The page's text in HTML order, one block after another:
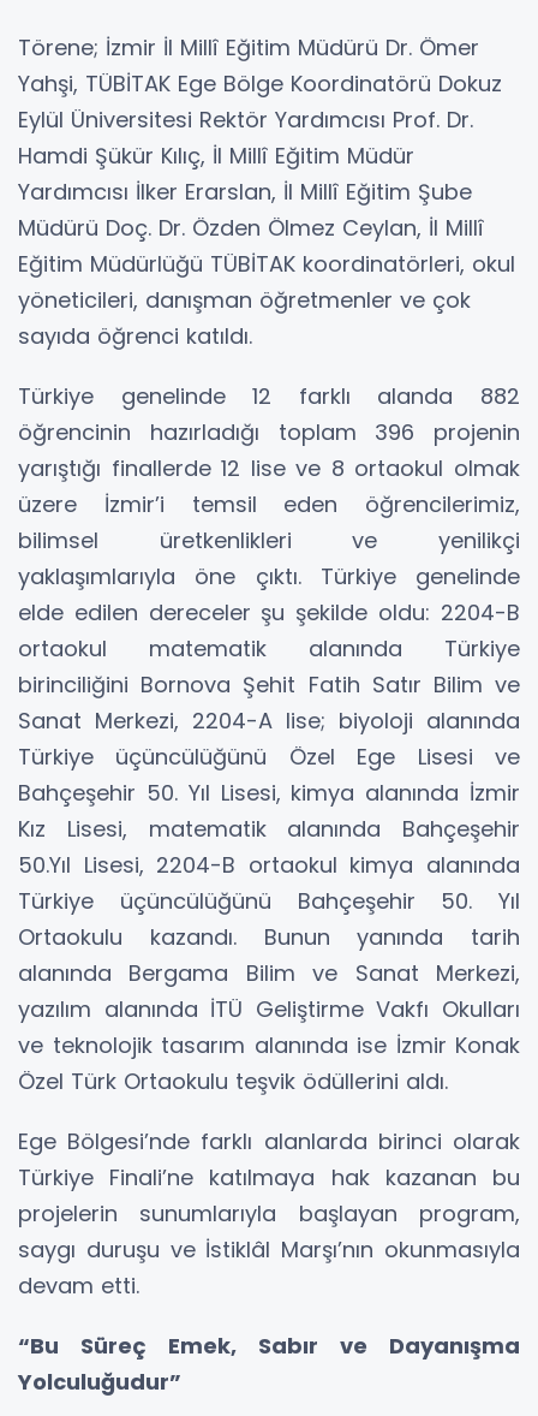
Törene; İzmir İl Millî Eğitim Müdürü Dr. Ömer
Yahşi, TÜBİTAK Ege Bölge Koordinatörü Dokuz
Eylül Üniversitesi Rektör Yardımcısı Prof. Dr.
Hamdi Şükür Kılıç, İl Millî Eğitim Müdür
Yardımcısı İlker Erarslan, İl Millî Eğitim Şube
Müdürü Doç. Dr. Özden Ölmez Ceylan, İl Millî
Eğitim Müdürlüğü TÜBİTAK koordinatörleri, okul
yöneticileri, danışman öğretmenler ve çok
sayıda öğrenci katıldı.
Türkiye genelinde 12 farklı alanda 882
öğrencinin hazırladığı toplam 396 projenin
yarıştığı finallerde 12 lise ve 8 ortaokul olmak
üzere İzmir’i temsil eden öğrencilerimiz,
bilimsel üretkenlikleri ve yenilikçi
yaklaşımlarıyla öne çıktı. Türkiye genelinde
elde edilen dereceler şu şekilde oldu: 2204-B
ortaokul matematik alanında Türkiye
birinciliğini Bornova Şehit Fatih Satır Bilim ve
Sanat Merkezi, 2204-A lise; biyoloji alanında
Türkiye üçüncülüğünü Özel Ege Lisesi ve
Bahçeşehir 50. Yıl Lisesi, kimya alanında İzmir
Kız Lisesi, matematik alanında Bahçeşehir
50.Yıl Lisesi, 2204-B ortaokul kimya alanında
Türkiye üçüncülüğünü Bahçeşehir 50. Yıl
Ortaokulu kazandı. Bunun yanında tarih
alanında Bergama Bilim ve Sanat Merkezi,
yazılım alanında İTÜ Geliştirme Vakfı Okulları
ve teknolojik tasarım alanında ise İzmir Konak
Özel Türk Ortaokulu teşvik ödüllerini aldı.
Ege Bölgesi’nde farklı alanlarda birinci olarak
Türkiye Finali’ne katılmaya hak kazanan bu
projelerin sunumlarıyla başlayan program,
saygı duruşu ve İstiklâl Marşı’nın okunmasıyla
devam etti.
“Bu Süreç Emek, Sabır ve Dayanışma
Yolculuğudur”